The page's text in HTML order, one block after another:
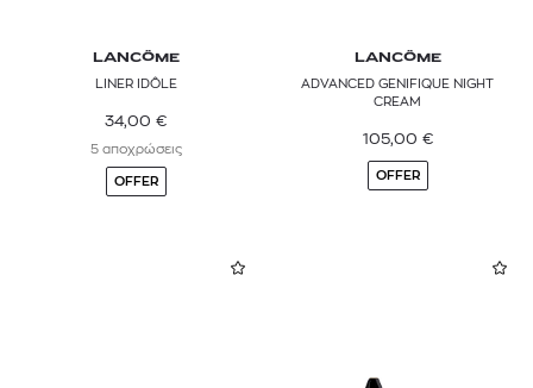
LANCÔME
LINER IDÔLE
34,00 €
5 αποχρώσεις
OFFER
LANCÔME
ADVANCED GENIFIQUE NIGHT
CREAM
105,00 €
OFFER